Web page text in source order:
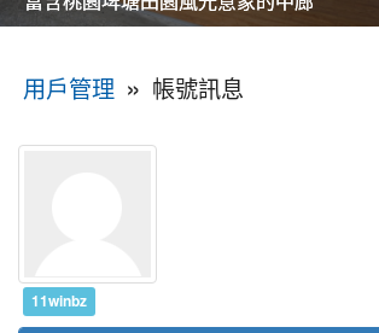
用戶管理 » 帳號訊息
11winbz